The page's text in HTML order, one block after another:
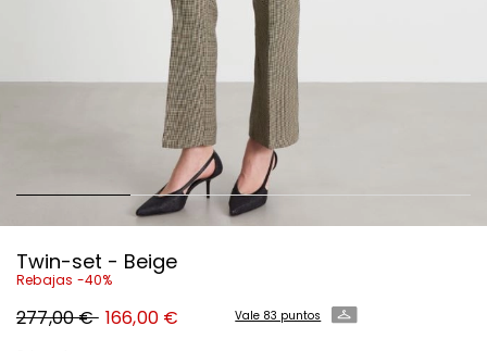
Twin-set - Beige
Rebajas -40%
Precio
original
277,00 € Precio
nuevo
166,00 € Vale 83 puntos